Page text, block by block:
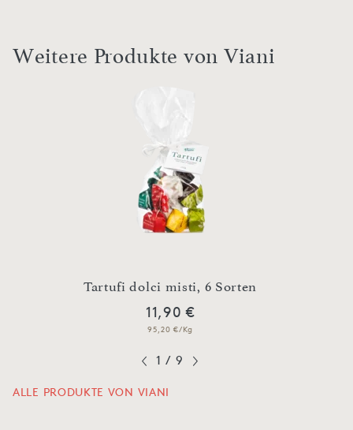
Weitere Produkte von Viani
Tartufi dolci misti, 6 Sorten
11,90 €
95,20 €/Kg
1 / 9
ALLE PRODUKTE VON VIANI